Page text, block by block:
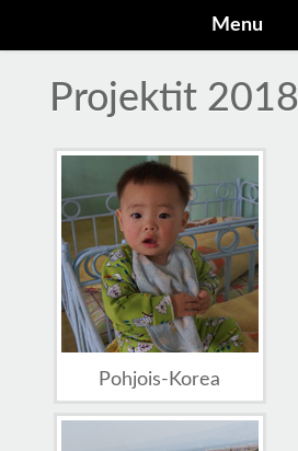
Menu
Projektit 2018
Pohjois-Korea